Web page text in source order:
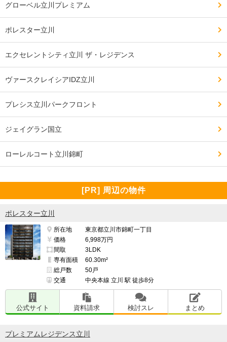
グローベル立川プレミアム
ポレスター立川
エクセレントシティ立川 ザ・レジデンス
ヴァースクレイシアIDZ立川
プレシス立川パークフロント
ジェイグラン国立
ローレルコート立川錦町
[PR] 周辺の物件
ポレスター立川
所在地
東京都立川市錦町一丁目
価格
6,998万円
間取
3LDK
専有面積
60.30m²
総戸数
50戸
交通
中央本線 立川 駅 徒歩8分
公式サイト 資料請求 検討スレ まとめ
プレミアムレジデンス立川